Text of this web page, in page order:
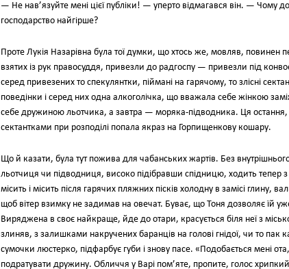
— Не нав’язуйте мені цієї публіки! — уперто відмагався він. — Чому
господарство найгірше?
Проте Лукія Назарівна була тої думки, що хтось же, мовляв, повинен
взятих із рук правосуддя, привезли до радгоспу — привезли під
серед привезених то спекулянтки, піймані на гарячому, то злісні
поведінки і серед них одна алкоголічка, що вважала себе жінкою
себе дружиною льотчика, а завтра — моряка-підводника. Ця остання,
сектантками при розподілі попала якраз на Горпищенкову кошару.
Що й казати, була тут пожива для чабанських жартів. Без
льотчиця чи підводниця, високо підібравши спідницю, ходить
місить і місить після гарячих пляжних пісків холодну в замісі глину,
щоб вітер взимку не задимав на овечат. Буває, що Тоня дозволяє їй
Виряджена в своє найкраще, йде до отари, красується біля неї з
злиняв, з залишками накручених баранців на голові гнідої, чи то пак
сумочки люстерко, підфарбує губи і знову пасе. «Подобається мені
подратувати дружину. Обличчя у Варі пом’яте, пропите, голос